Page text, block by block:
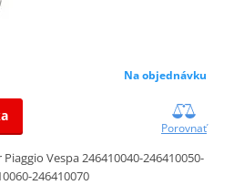
Na objednávku
Porovnať
Vespa 246410040-246410050-
246410070